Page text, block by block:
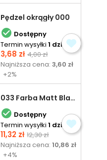
Pędzel okrągły 000
 Dostępny
Termin wysyłki 1 dzień
Cena
3,68 zł Cena
podstawowa
4,00 zł
Najniższa cena:3,60 zł
+2%
033 Farba Matt Black - olejna
 Dostępny
Termin wysyłki 1 dzień
Cena
11,32 zł Cena
podstawowa
12,30 zł
Najniższa cena:10,86 zł
+4%